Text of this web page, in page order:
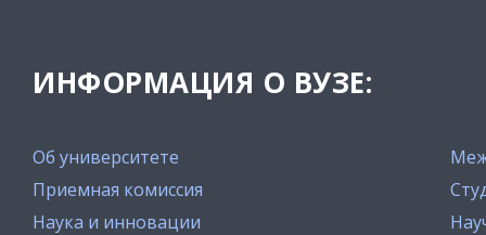
ИНФОРМАЦИЯ О ВУЗЕ:
Об университете
Приемная комиссия
Наука и инновации